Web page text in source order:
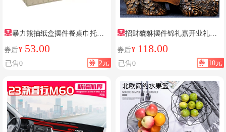
暴力熊抽纸盒摆件餐桌巾托盘
套装
券后¥ 53.00
券 2元
已售0
招财貔貅摆件锦礼嘉开业礼品
客厅
券后¥ 118.00
券 10元
已售0